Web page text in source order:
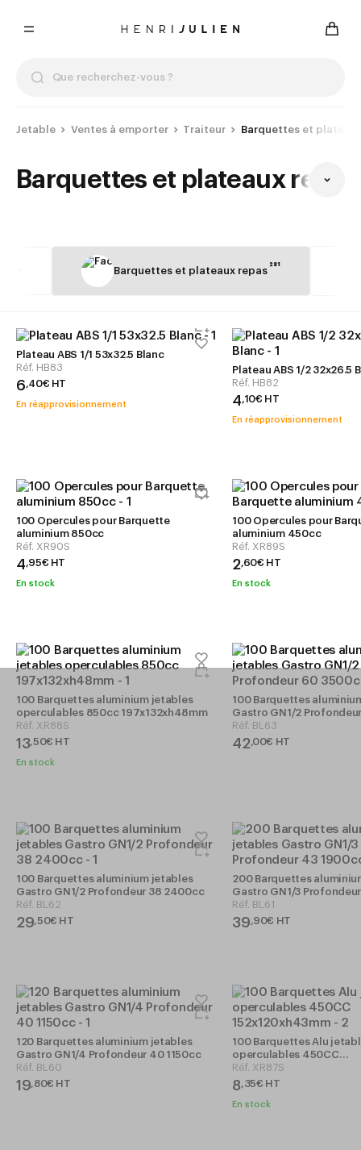
Jetable Ventes à emporter Traiteur Barquettes et
Barquettes et plateaux repas
Barquettes et plateaux repas281
Plateau ABS 1/1 53x32.5 Blanc
Réf. HB83
6,40€ HT
En réapprovisionnement
Plateau ABS 1/2 32x26.5
Réf. HB82
4,10€ HT
En réapprovisionnement
100 Opercules pour Barquette
aluminium 850cc
Réf. XR90S
4,95€ HT
En stock
100 Opercules pour
aluminium 450cc
Réf. XR89S
2,60€ HT
En stock
100 Barquettes aluminium jetables
operculables 850cc 197x132xh48mm
Réf. XR88S
13,50€ HT
En stock
100 Barquettes
Gastro GN1/2
3500cc
Réf. BL63
42,00€ HT
100 Barquettes aluminium jetables
Gastro GN1/2 Profondeur 38 2400cc
Réf. BL62
29,50€ HT
200 Barquettes
Gastro GN1/3
1900cc
Réf. BL61
39,90€ HT
120 Barquettes aluminium jetables
Gastro GN1/4 Profondeur 40 1150cc
Réf. BL60
19,80€ HT
100 Barquettes Alu
operculables 450CC
152x120xh43mm
Réf. XR87S
8,35€ HT
En stock